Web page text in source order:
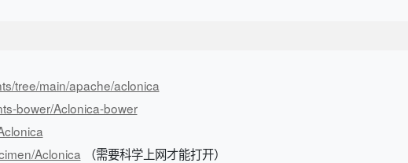
tree/main/apache/aclonica
bower/Aclonica-bower
Aclonica （需要科学上网才能打开）